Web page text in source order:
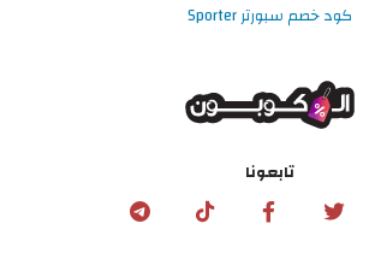
كود خصم سبورتر Sporter
تابعونا